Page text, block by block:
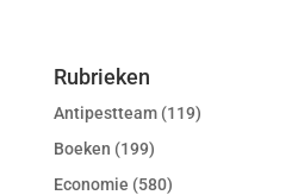
Rubrieken
Antipestteam(119)
Boeken (199)
Economie (580)